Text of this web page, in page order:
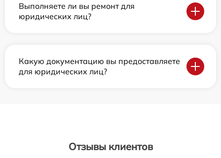
Выполняете ли вы ремонт для
юридических лиц?
Какую документацию вы предоставляете
для юридических лиц?
Отзывы клиентов